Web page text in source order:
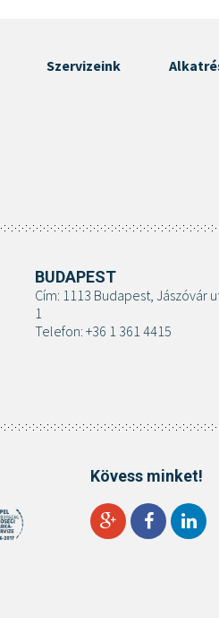
Szervizeink
BUDAPEST
Cím: 1113 Budapest, Jászóvár
1
Telefon: +36 1 361 4415
Kövess minket!